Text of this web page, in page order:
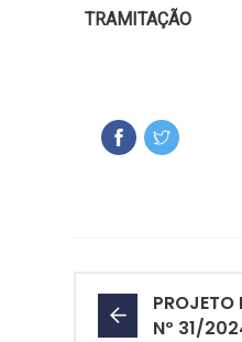
TRAMITAÇÃO
PROJETO
Nº 31/